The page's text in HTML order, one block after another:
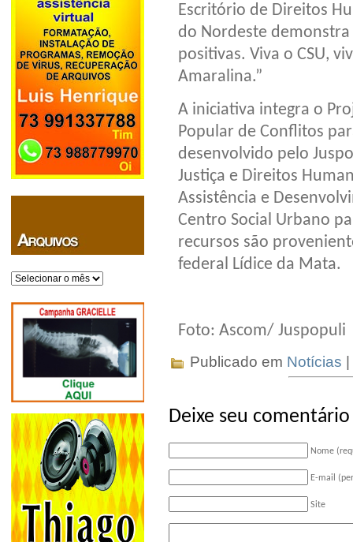
Arquivos
Escritório de Direitos
do Nordeste demonstra
positivas. Viva o CSU,
Amaralina.”
A iniciativa integra o
Popular de Conflitos
desenvolvido pelo
Justiça e Direitos
Assistência e
Centro Social Urbano
recursos são
federal Lídice da Mata.
Foto: Ascom/ Juspopuli
Publicado em Notícias
Deixe seu comentário
Nome
E-mail
Site